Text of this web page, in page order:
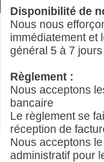
Disponibilité de
Nous nous
immédiatement et
général 5 à 7
Règlement :
Nous acceptons
bancaire
Le règlement se
réception de
Nous acceptons
administratif pour